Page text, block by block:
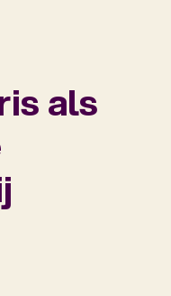
als